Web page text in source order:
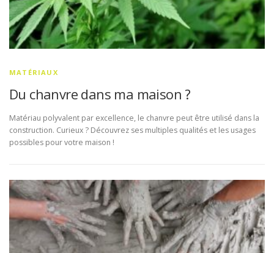
MATÉRIAUX
Du chanvre dans ma maison ?
Matériau polyvalent par excellence, le chanvre peut être utilisé dans la
construction. Curieux ? Découvrez ses multiples qualités et les usages
possibles pour votre maison !